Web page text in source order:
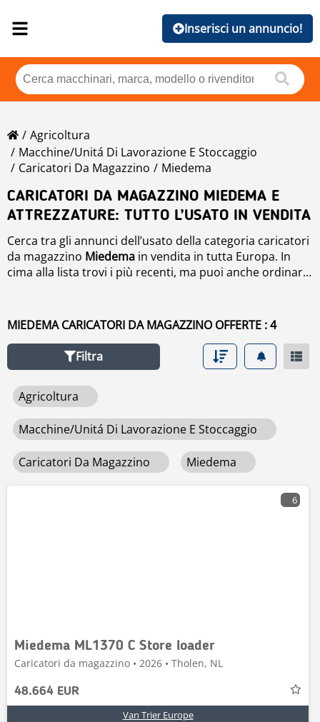
Inserisci un annuncio!
Agricoltura
Macchine/unitá Di Lavorazione E Stoccaggio
Caricatori Da Magazzino
Miedema
CARICATORI DA MAGAZZINO MIEDEMA E
ATTREZZATURE: TUTTO L’USATO IN VENDITA
Cerca tra gli annunci dell’usato della categoria caricatori
da magazzino Miedema in vendita in tutta Europa. In
cima alla lista trovi i più recenti, ma puoi anche ordinare
ricercare caricatori da magazzinodi seconda mano in
MIEDEMA CARICATORI DA MAGAZZINO OFFERTE : 4
Filtra
Agricoltura
Macchine/unitá Di Lavorazione E Stoccaggio
Caricatori Da Magazzino Miedema
6
Miedema ML1370 C Store loader
Caricatori da magazzino • 2026 • Tholen, NL
48.664 EUR
Van Trier Europe